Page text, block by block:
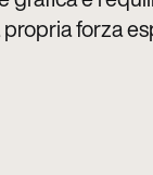
forza